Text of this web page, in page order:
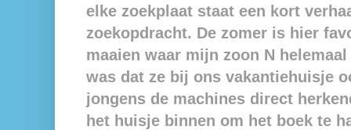
elke zoekplaat staat een kort
zoekopdracht. De zomer is hier
maaien waar mijn zoon N
was dat ze bij ons vakantiehuisje
jongens de machines direct
het huisje binnen om het boek te